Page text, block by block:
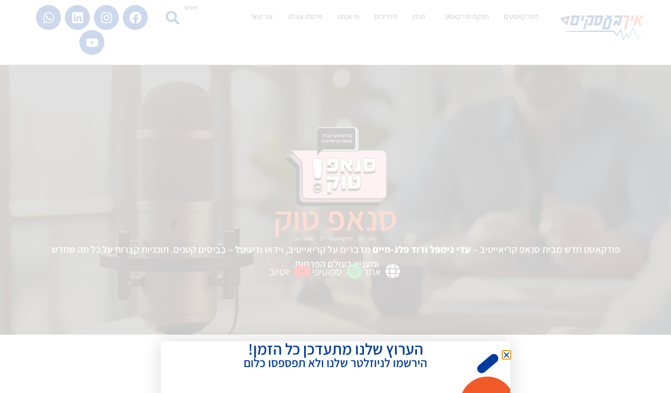
לפודקאסטים הפקת פודקאסט מגזין מדריכים מי אנחנו פרסמו אצלנו צור קשר
חיפוש
סנאפ טוק
בית // פודקאסטים // סנאפ טוק
פודקאסט חדש מבית סנאפ קריאייטיב – עדי גימפל ודוד פלג-חייםמדברים על קריאייטיב, וידאו ודיגיטל – בביסים קטנים. תוכניות קצרות על כל מה שחדש
ומעניין בעולם הפרסום.
אתר ספוטיפי יוטיוב
הערוץ שלנו מתעדכן כל הזמן!
הירשמו לניוזלטר שלנו ולא תפספסו כלום